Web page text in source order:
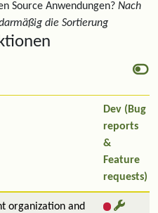
Source Anwendungen? Nach
die Sortierung
Dev (Bug
reports
&
Feature
requests)
organization and